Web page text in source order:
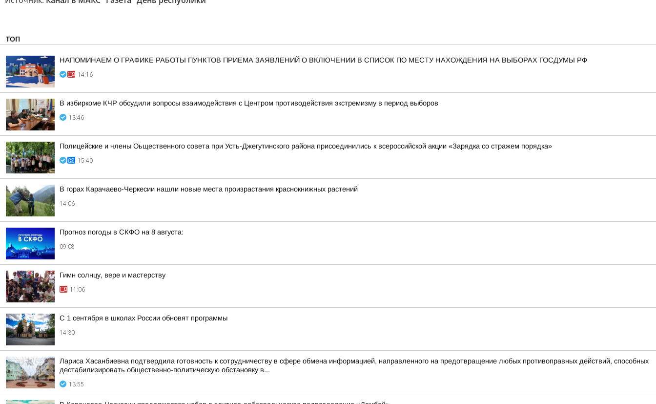
ТОП
НАПОМИНАЕМ О ГРАФИКЕ РАБОТЫ ПУНКТОВ ПРИЕМА ЗАЯВЛЕНИЙ О ВКЛЮЧЕНИИ В СПИСОК ПО МЕСТУ НАХОЖДЕНИЯ НА ВЫБОРАХ ГОСДУМЫ РФ
14:16
В избиркоме КЧР обсудили вопросы взаимодействия с Центром противодействия экстремизму в период выборов
13:46
Полицейские и члены Оьщественного совета при Усть-Джегутинского района присоединились к всероссийской акции «Зарядка со стражем порядка»
15:40
В горах Карачаево-Черкесии нашли новые места произрастания краснокнижных растений
14:06
Прогноз погоды в СКФО на 8 августа:
09:08
Гимн солнцу, вере и мастерству
11:06
С 1 сентября в школах России обновят программы
14:30
Лариса Хасанбиевна подтвердила готовность к сотрудничеству в сфере обмена информацией, направленного на предотвращение любых противоправных действий, способных
дестабилизировать общественно-политическую обстановку в...
13:55